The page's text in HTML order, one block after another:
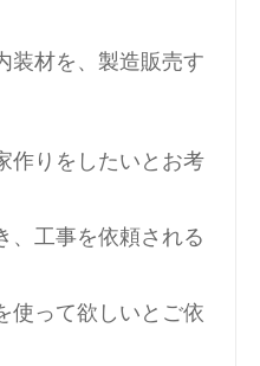
装材を、製造販売す
作りをしたいとお考
、工事を依頼される
使って欲しいとご依